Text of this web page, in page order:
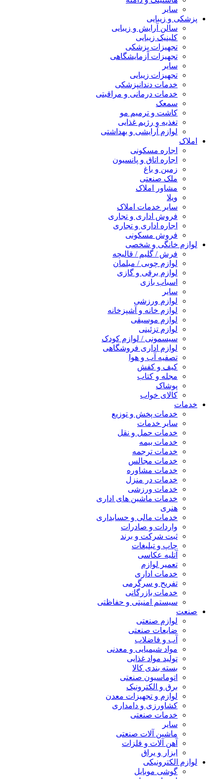
سایر
پزشکی و زیبایی
سالن آرایش و زیبایی
کلینیک زیبایی
تجهیزات پزشکی
تجهیزات آزمایشگاهی
سایر
تجهیزات زیبایی
خدمات دندانپزشکی
خدمات درمانی و مراقبتی
سمعک
کاشت و ترمیم مو
تغذیه و رژیم غذایی
لوازم آرایشی و بهداشتی
املاک
اجاره مسکونی
اجاره اتاق و پانسیون
زمین و باغ
ملک صنعتی
مشاور املاک
ویلا
سایر خدمات املاک
فروش اداری و تجاری
اجاره اداری و تجاری
فروش مسکونی
لوازم خانگی و شخصی
فرش / گلیم / قالیچه
لوازم چوبی / مبلمان
لوازم برقی و گازی
اسباب بازی
سایر
لوازم ورزشی
لوازم خانه و آشپزخانه
لوازم موسیقی
لوازم تزئینی
سیسمونی / لوازم کودک
لوازم اداری فروشگاهی
تصفیه آب و هوا
کیف و کفش
مجله و کتاب
پوشاک
کالای خواب
خدمات
خدمات پخش و توزیع
سایر خدمات
خدمات حمل و نقل
خدمات بیمه
خدمات ترجمه
خدمات مجالس
خدمات مشاوره
خدمات در منزل
خدمات ورزشی
خدمات ماشین های اداری
هنری
خدمات مالی و حسابداری
واردات و صادرات
ثبت شرکت و برند
چاپ و تبلیغات
آتلیه عکاسی
تعمیر لوازم
خدمات اداری
تفریح و سرگرمی
خدمات بازرگانی
سیستم امنیتی و حفاظتی
صنعت
لوازم صنعتی
ضایعات صنعتی
آب و فاضلاب
مواد شیمیایی و معدنی
تولید مواد غذایی
بسته بندی کالا
اتوماسیون صنعتی
برق و الکترونیک
لوازم و تجهیزات معدن
کشاورزی و دامداری
خدمات صنعتی
سایر
ماشین آلات صنعتی
آهن آلات و فلزات
ابزار و یراق
لوازم الکترونیکی
گوشی موبایل